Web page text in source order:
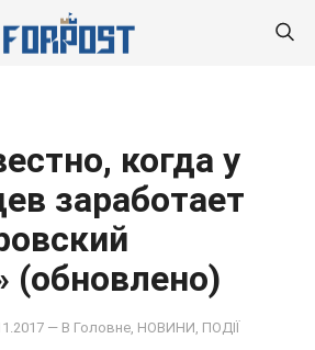
когда у
заработает
(обновлено)
— В Головне НОВИНИ ПОДІЇ